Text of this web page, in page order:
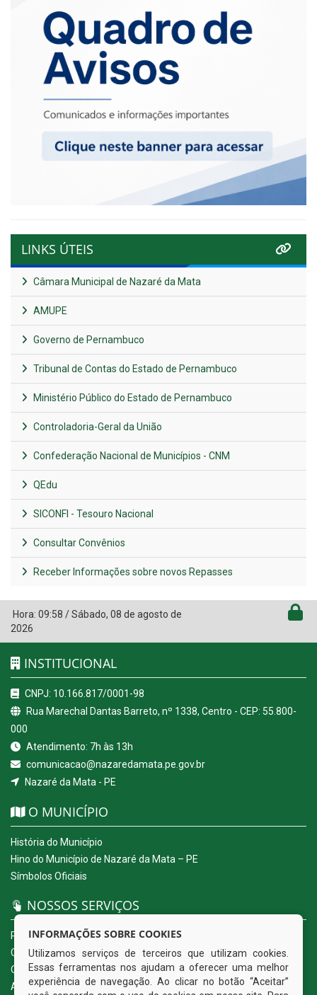
LINKS ÚTEIS
Câmara Municipal de Nazaré da Mata
AMUPE
Governo de Pernambuco
Tribunal de Contas do Estado de Pernambuco
Ministério Público do Estado de Pernambuco
Controladoria-Geral da União
Confederação Nacional de Municípios - CNM
QEdu
SICONFI - Tesouro Nacional
Consultar Convênios
Receber Informações sobre novos Repasses
Hora: 09:58 /Sábado, 08 de agosto de
2026
INSTITUCIONAL
CNPJ: 10.166.817/0001-98
Rua Marechal Dantas Barreto, nº 1338, Centro - CEP: 55.800-
000
Atendimento: 7h às 13h
comunicacao@nazaredamata.pe.gov.br
Nazaré da Mata - PE
O MUNICÍPIO
História do Município
Hino do Município de Nazaré da Mata – PE
Símbolos Oficiais
NOSSOS SERVIÇOS
Portal da Transparência
Carta de Serviços ao Usuário
Ouvidoria Eletrônica
Acesso a Informação (eSIC)
INFORMAÇÕES SOBRE COOKIES
Utilizamos serviços de terceiros que utilizam cookies.
Essas ferramentas nos ajudam a oferecer uma melhor
experiência de navegação. Ao clicar no botão “Aceitar”